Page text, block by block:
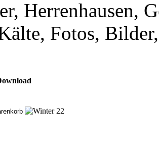
Herrenhausen,
Fotos,